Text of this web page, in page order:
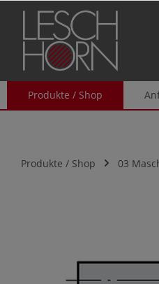
Zur
Produkte / Shop
Produkte / Shop 03